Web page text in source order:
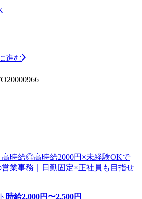
進む
高時給◎高時給2000円×未経験OKで
業事務｜日勤固定×正社員も目指せ
時給2,000円〜2,500円